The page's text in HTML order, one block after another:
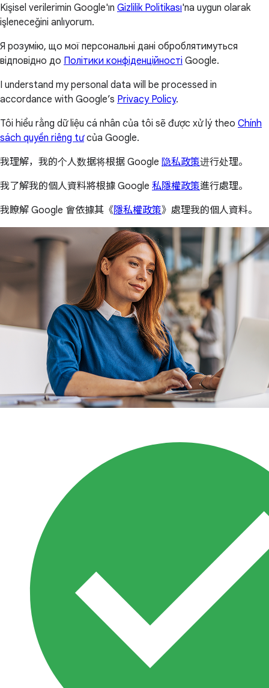
Kişisel verilerimin Google'ın Gizlilik Politikası'na uygun olarak
işleneceğini anlıyorum.
Я розумію, що мої персональні дані оброблятимуться
відповідно до Політики конфіденційності Google.
I understand my personal data will be processed in
accordance with Google’s Privacy Policy.
Tôi hiểu rằng dữ liệu cá nhân của tôi sẽ được xử lý theo Chính
sách quyền riêng tưcủa Google.
我理解，我的个人数据将根据 Google 隐私政策进行处理。
我了解我的個人資料將根據 Google 私隱權政策進行處理。
我瞭解 Google 會依據其《隱私權政策》處理我的個人資料。